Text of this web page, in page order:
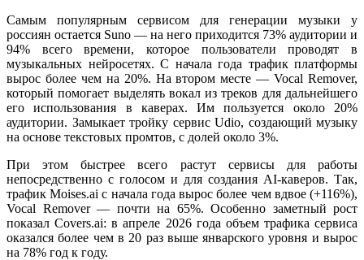
Самым популярным сервисом для генерации музыки у
россиян остается Suno — на него приходится 73% аудитории и
94% всего времени, которое пользователи проводят в
музыкальных нейросетях. С начала года трафик платформы
вырос более чем на 20%. На втором месте — Vocal Remover,
который помогает выделять вокал из треков для дальнейшего
его использования в каверах. Им пользуется около 20%
аудитории. Замыкает тройку сервис Udio, создающий музыку
на основе текстовых промтов, с долей около 3%.
При этом быстрее всего растут сервисы для работы
непосредственно с голосом и для создания AI-каверов. Так,
трафик Moises.ai с начала года вырос более чем вдвое (+116%),
Vocal Remover — почти на 65%. Особенно заметный рост
показал Covers.ai: в апреле 2026 года объем трафика сервиса
оказался более чем в 20 раз выше январского уровня и вырос
на 78% год к году.